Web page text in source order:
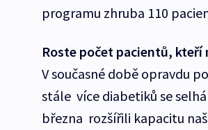
programu zhruba 110
Roste počet pacientů, kteří
V současné době opravdu
stále více diabetiků se
března rozšířili kapacitu